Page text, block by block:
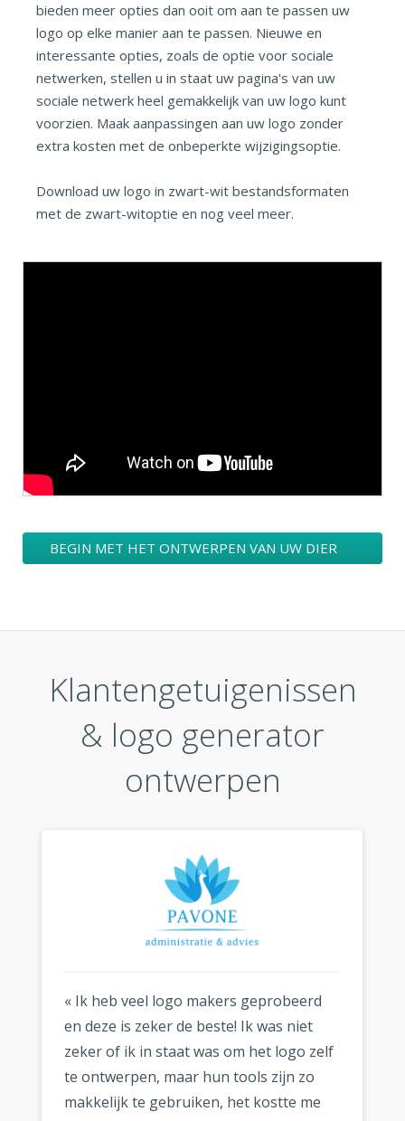
bieden meer opties dan ooit om aan te passen uw
logo op elke manier aan te passen. Nieuwe en
interessante opties, zoals de optie voor sociale
netwerken, stellen u in staat uw pagina's van uw
sociale netwerk heel gemakkelijk van uw logo kunt
voorzien. Maak aanpassingen aan uw logo zonder
extra kosten met de onbeperkte wijzigingsoptie.
Download uw logo in zwart-wit bestandsformaten
met de zwart-witoptie en nog veel meer.
BEGIN MET HET ONTWERPEN VAN UW DIER
Klantengetuigenissen
& logo generator
ontwerpen
« Ik heb veel logo makers geprobeerd
en deze is zeker de beste! Ik was niet
zeker of ik in staat was om het logo zelf
te ontwerpen, maar hun tools zijn zo
makkelijk te gebruiken, het kostte me